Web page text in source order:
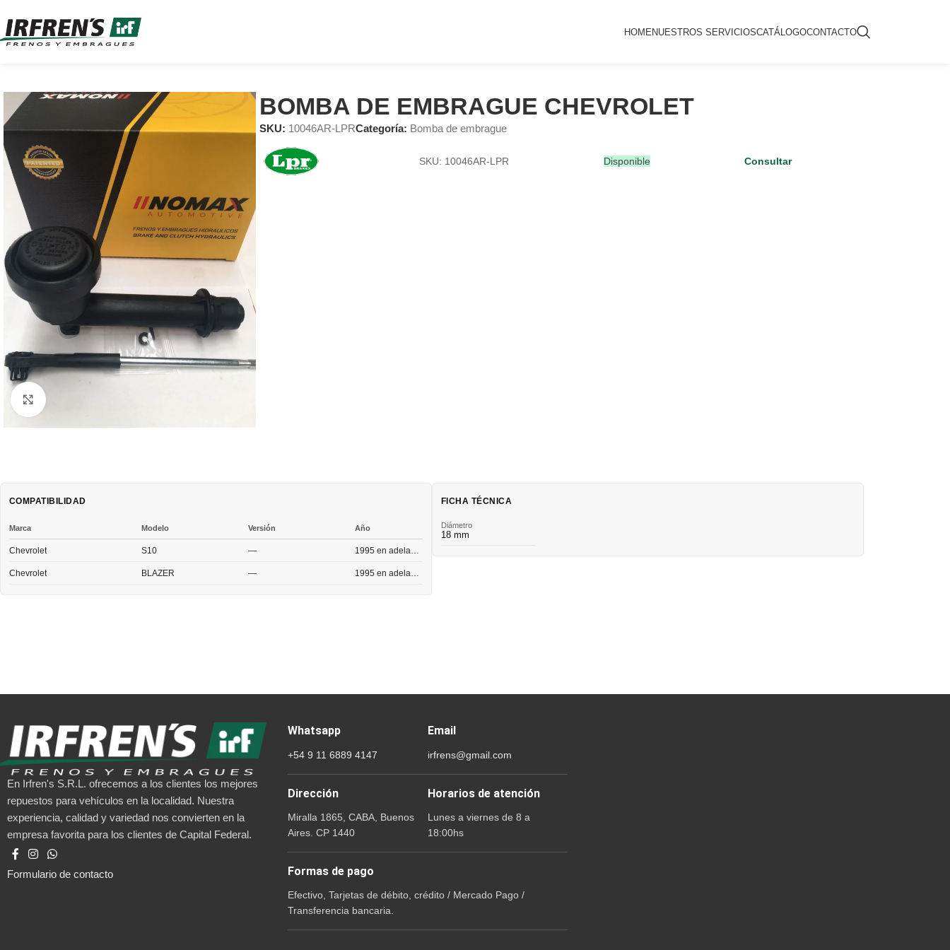
HOMENUESTROS SERVICIOSCATÁLOGOCONTACTO
BOMBA DE EMBRAGUE CHEVROLET
SKU: 10046AR-LPRCategoría: Bomba de embrague
SKU: 10046AR-LPR Disponible Consultar
COMPATIBILIDAD
Marca Modelo Versión Año
Chevrolet S10 — 1995 en adelante
Chevrolet BLAZER — 1995 en adelante
FICHA TÉCNICA
Diámetro
18 mm
En Irfren's S.R.L. ofrecemos a los clientes los mejores
repuestos para vehículos en la localidad. Nuestra
experiencia, calidad y variedad nos convierten en la
empresa favorita para los clientes de Capital Federal.
Formulario de contacto
Whatsapp
+54 9 11 6889 4147
Email
irfrens@gmail.com
Dirección
Miralla 1865, CABA, Buenos
Aires. CP 1440
Horarios de atención
Lunes a viernes de 8 a
18:00hs
Formas de pago
Efectivo, Tarjetas de débito, crédito / Mercado Pago /
Transferencia bancaria.